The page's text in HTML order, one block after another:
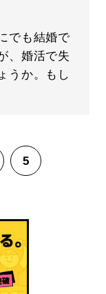
でも結婚で
、婚活で失
うか。もし
5